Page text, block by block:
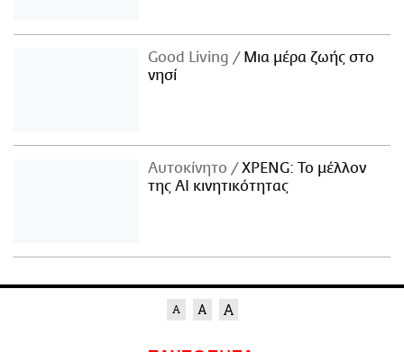
Good Living
Μια μέρα ζωής στο
νησί
Αυτοκίνητο
XPENG: Το μέλλον
της AI κινητικότητας